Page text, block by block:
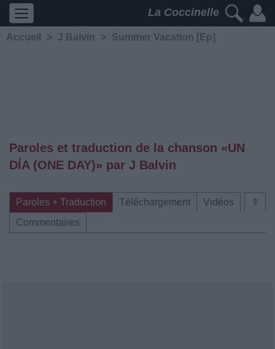
La Coccinelle
Accueil > J Balvin > Summer Vacation [Ep]
Paroles et traduction de la chanson «UN
DÍA (ONE DAY)» par J Balvin
⇑
Paroles + Traduction Téléchargement
Vidéos
Commentaires